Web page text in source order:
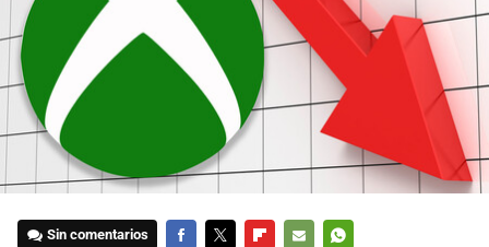
Sin comentarios